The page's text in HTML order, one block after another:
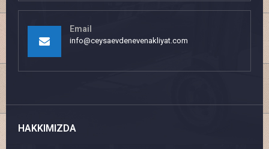
Email
info@ceysaevdenevenakliyat.com
HAKKIMIZDA